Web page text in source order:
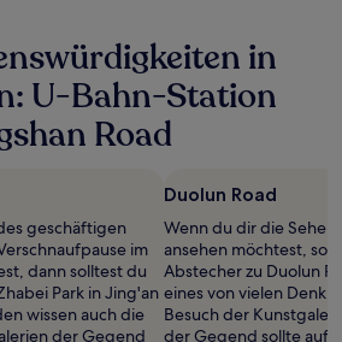
in
U-Bahn-Station
Road
geschäftigen
im
dann solltest du
Park in Jing'an
wissen auch die
der Gegend
Duolun Road
Wenn du dir die
ansehen möchtest,
Abstecher zu Duolun
eines von vielen
Besuch der
der Gegend sollte auf